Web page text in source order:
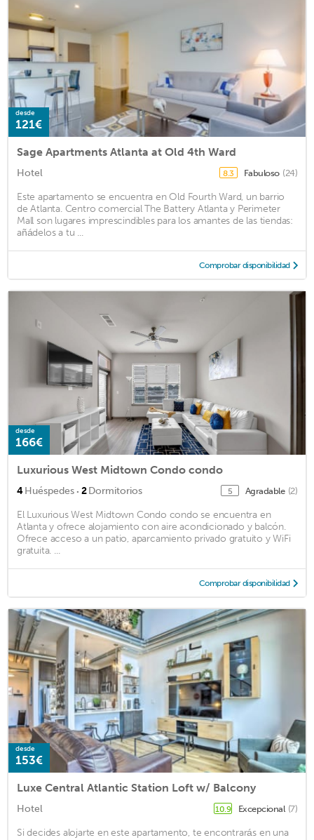
desde
121€
Sage Apartments Atlanta at Old 4th Ward
Hotel 8.3 Fabuloso (24)
Este apartamento se encuentra en Old Fourth Ward, un barrio
de Atlanta. Centro comercial The Battery Atlanta y Perimeter
Mall son lugares imprescindibles para los amantes de las tiendas:
añádelos a tu ...
Comprobar disponibilidad
desde
166€
Luxurious West Midtown Condo condo
4Huéspedes · 2Dormitorios 5 Agradable (2)
El Luxurious West Midtown Condo condo se encuentra en
Atlanta y ofrece alojamiento con aire acondicionado y balcón.
Ofrece acceso a un patio, aparcamiento privado gratuito y WiFi
gratuita. ...
Comprobar disponibilidad
desde
153€
Luxe Central Atlantic Station Loft w/ Balcony
Hotel 10.9 Excepcional (7)
Si decides alojarte en este apartamento, te encontrarás en una